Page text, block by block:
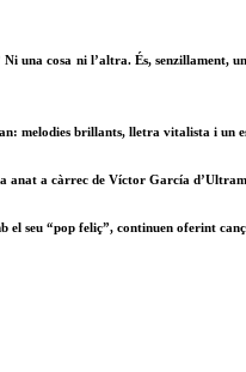
una cosa ni l’altra. És,
melodies brillants, lletra vitalista i
a càrrec de Víctor García
el seu “pop feliç”, continuen oferint